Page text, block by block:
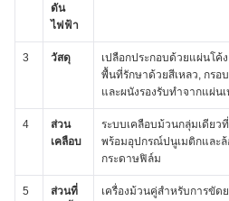
ดัน
ไฟฟ้า
3 วัสดุ
เปลือกประกอบด้วยแผ่นโ
พื้นที่รักษาด้วยสีเหลว, กรอ
และผนังรองรับทําจากแผ่น
4
ส่วน
เคลือบ
ระบบเคลือบม้วนกลุ่มเดียว
พร้อมอุปกรณ์ปนูเมติกและ
กระดาษฟิล์ม
5
ส่วนที่
เครื่องม้วนคู่สําหรับการขั